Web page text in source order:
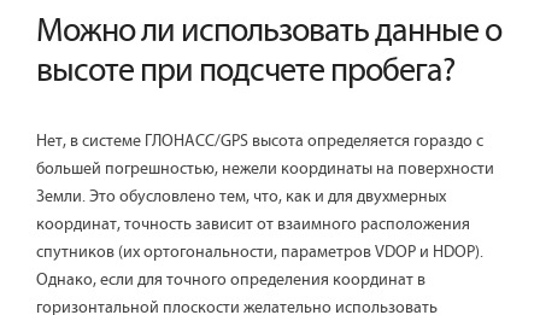
Можно ли использовать данные о
высоте при подсчете пробега?
Нет, в системе ГЛОНАСС/GPS высота определяется гораздо с
большей погрешностью, нежели координаты на поверхности
Земли. Это обусловлено тем, что, как и для двухмерных
координат, точность зависит от взаимного расположения
спутников (их ортогональности, параметров VDOP и HDOP).
Однако, если для точного определения координат в
горизонтальной плоскости желательно использовать